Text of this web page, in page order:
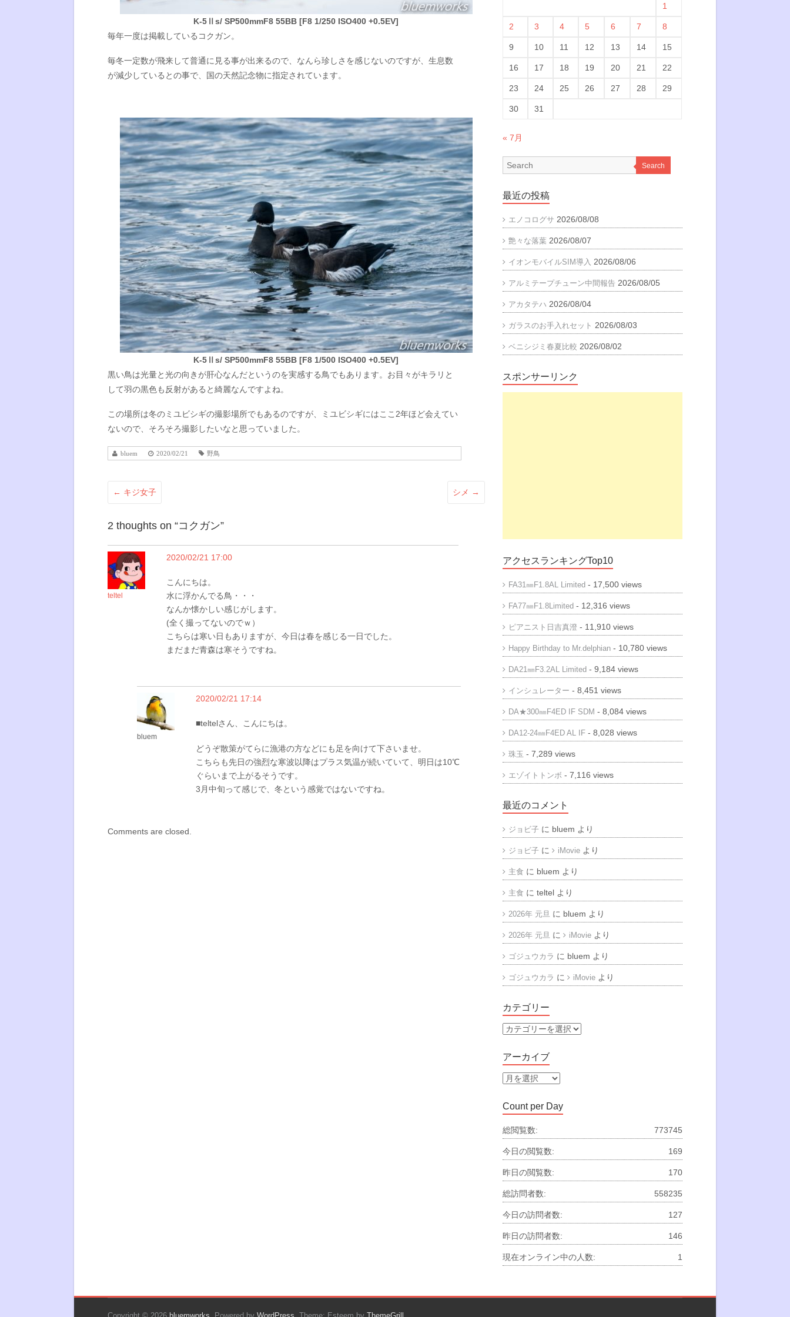
K-5Ⅱs/ SP500mmF8 55BB [F8 1/250 ISO400 +0.5EV]
毎年一度は掲載しているコクガン。
毎冬一定数が飛来して普通に見る事が出来るので、なんら珍しさを感じないのですが、生息数
が減少しているとの事で、国の天然記念物に指定されています。
K-5Ⅱs/ SP500mmF8 55BB [F8 1/500 ISO400 +0.5EV]
黒い鳥は光量と光の向きが肝心なんだというのを実感する鳥でもあります。お目々がキラリと
して羽の黒色も反射があると綺麗なんですよね。
この場所は冬のミユビシギの撮影場所でもあるのですが、ミユビシギにはここ2年ほど会えてい
ないので、そろそろ撮影したいなと思っていました。
bluem 2020/02/21 野鳥
← キジ女子 シメ →
2 thoughts on “コクガン”
teltel
2020/02/21 17:00
こんにちは。
水に浮かんでる鳥・・・
なんか懐かしい感じがします。
(全く撮ってないのでｗ）
こちらは寒い日もありますが、今日は春を感じる一日でした。
まだまだ青森は寒そうですね。
bluem
2020/02/21 17:14
■teltelさん、こんにちは。
どうぞ散策がてらに漁港の方などにも足を向けて下さいませ。
こちらも先日の強烈な寒波以降はプラス気温が続いていて、明日は10℃
ぐらいまで上がるそうです。
3月中旬って感じで、冬という感覚ではないですね。
Comments are closed.
1
2 3 4 5 6 7 8
9 10 11 12 13 14 15
16 17 18 19 20 21 22
23 24 25 26 27 28 29
30 31
« 7月
Search
最近の投稿
エノコログサ 2026/08/08
艶々な落葉 2026/08/07
イオンモバイルSIM導入 2026/08/06
アルミテープチューン中間報告 2026/08/05
アカタテハ 2026/08/04
ガラスのお手入れセット 2026/08/03
ベニシジミ春夏比較 2026/08/02
スポンサーリンク
アクセスランキングTop10
FA31㎜F1.8AL Limited - 17,500 views
FA77㎜F1.8Limited - 12,316 views
ピアニスト日吉真澄 - 11,910 views
Happy Birthday to Mr.delphian - 10,780 views
DA21㎜F3.2AL Limited - 9,184 views
インシュレーター - 8,451 views
DA★300㎜F4ED IF SDM - 8,084 views
DA12-24㎜F4ED AL IF - 8,028 views
珠玉 - 7,289 views
エゾイトトンボ - 7,116 views
最近のコメント
ジョビ子 に bluem より
ジョビ子 に iMovie より
主食 に bluem より
主食 にteltel より
2026年 元旦 に bluem より
2026年 元旦 に iMovie より
ゴジュウカラ に bluem より
ゴジュウカラ に iMovie より
カテゴリー
カ
ゴ
リ
ー
アーカイブ
ア
カ
イ
ブ
Count per Day
773745
総閲覧数:
169
今日の閲覧数:
170
昨日の閲覧数:
558235
総訪問者数:
127
今日の訪問者数:
146
昨日の訪問者数:
1
現在オンライン中の人数: